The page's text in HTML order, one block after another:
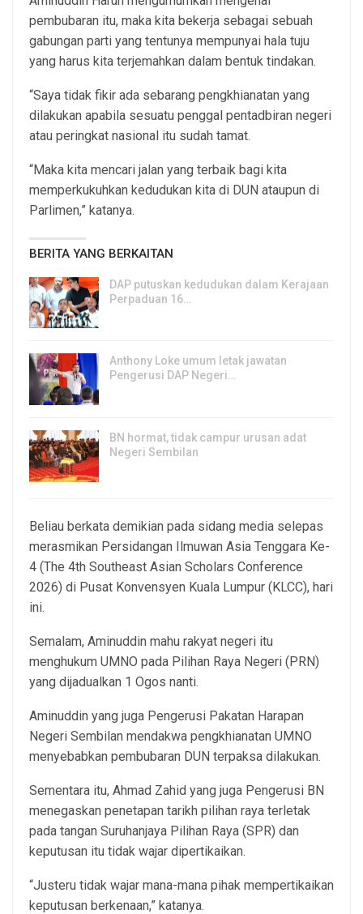
pembubaran itu, maka kita bekerja sebagai sebuah
gabungan parti yang tentunya mempunyai hala tuju
yang harus kita terjemahkan dalam bentuk tindakan.
“Saya tidak fikir ada sebarang pengkhianatan yang
dilakukan apabila sesuatu penggal pentadbiran negeri
atau peringkat nasional itu sudah tamat.
“Maka kita mencari jalan yang terbaik bagi kita
memperkukuhkan kedudukan kita di DUN ataupun di
Parlimen,” katanya.
BERITA YANG BERKAITAN
DAP putuskan kedudukan dalam Kerajaan
Perpaduan 16…
Anthony Loke umum letak jawatan
Pengerusi DAP Negeri…
BN hormat, tidak campur urusan adat
Negeri Sembilan
Beliau berkata demikian pada sidang media selepas
merasmikan Persidangan Ilmuwan Asia Tenggara Ke-
4 (The 4th Southeast Asian Scholars Conference
2026) di Pusat Konvensyen Kuala Lumpur (KLCC), hari
ini.
Semalam, Aminuddin mahu rakyat negeri itu
menghukum UMNO pada Pilihan Raya Negeri (PRN)
yang dijadualkan 1 Ogos nanti.
Aminuddin yang juga Pengerusi Pakatan Harapan
Negeri Sembilan mendakwa pengkhianatan UMNO
menyebabkan pembubaran DUN terpaksa dilakukan.
Sementara itu, Ahmad Zahid yang juga Pengerusi BN
menegaskan penetapan tarikh pilihan raya terletak
pada tangan Suruhanjaya Pilihan Raya (SPR) dan
keputusan itu tidak wajar dipertikaikan.
“Justeru tidak wajar mana-mana pihak mempertikaikan
keputusan berkenaan,” katanya.